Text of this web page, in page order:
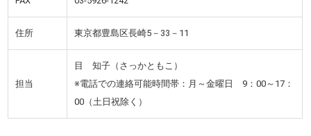
住所 東京都豊島区長崎5－33－11
担当
目 知子（さっかともこ）
※電話での連絡可能時間帯：月～金曜日 9：00～17：
00（土日祝除く）